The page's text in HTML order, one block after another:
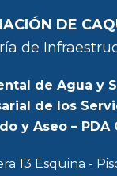
DE
de
de Agua y
de los
y Aseo – PDA
13 Esquina -